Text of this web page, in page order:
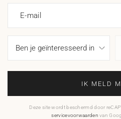
E-mail
IK MELD
Deze site wordt beschermd door
servicevoorwaarden van